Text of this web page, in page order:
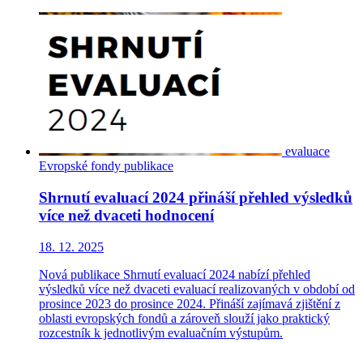
evaluace
Evropské fondy publikace
Shrnutí evaluací 2024 přináší přehled výsledků
více než dvaceti hodnocení
18. 12. 2025
Nová publikace Shrnutí evaluací 2024 nabízí přehled
výsledků více než dvaceti evaluací realizovaných v období od
prosince 2023 do prosince 2024. Přináší zajímavá zjištění z
oblasti evropských fondů a zároveň slouží jako praktický
rozcestník k jednotlivým evaluačním výstupům.